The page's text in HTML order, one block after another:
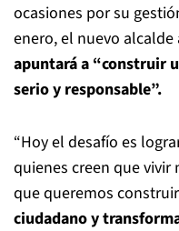
ocasiones por su
enero, el nuevo alcalde
apuntará a “construir
serio y responsable”.
“Hoy el desafío es
quienes creen que vivir
que queremos
ciudadano y